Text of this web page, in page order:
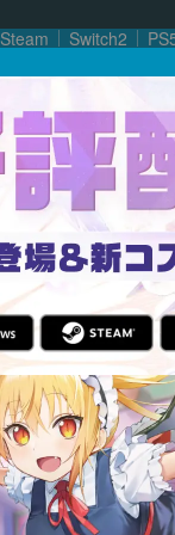
Steam Switch2